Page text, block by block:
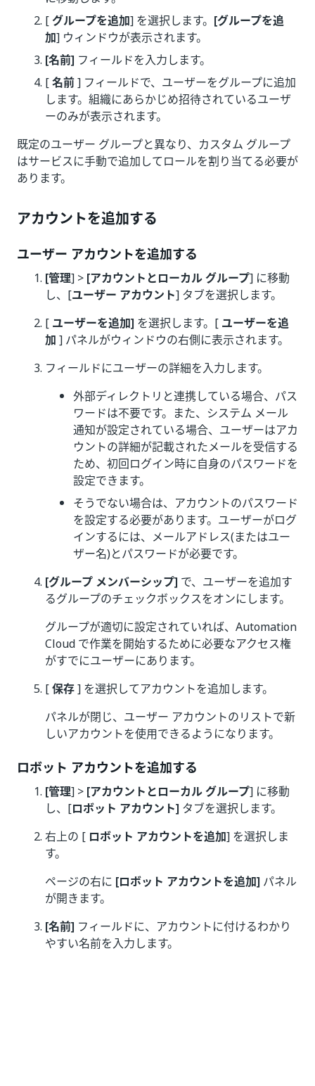
[グループを追加] を選択します。 [グループを追
加] ウィンドウが表示されます。
[名前] フィールドを入力します。
[名前] フィールドで、ユーザーをグループに追加
します。組織にあらかじめ招待されているユーザ
ーのみが表示されます。
既定のユーザー グループと異なり、カスタム グループ
はサービスに手動で追加してロールを割り当てる必要が
あります。
アカウントを追加する
ユーザー アカウントを追加する
[管理] > [アカウントとローカル グループ] に移動
し、[ユーザー アカウント] タブを選択します。
[ ユーザーを追加] を選択します。[ ユーザーを追
加 ] パネルがウィンドウの右側に表示されます。
フィールドにユーザーの詳細を入力します。
外部ディレクトリと連携している場合、パス
ワードは不要です。また、システム メール
通知が設定されている場合、ユーザーはアカ
ウントの詳細が記載されたメールを受信する
ため、初回ログイン時に自身のパスワードを
設定できます。
そうでない場合は、アカウントのパスワード
を設定する必要があります。ユーザーがログ
インするには、メールアドレス(またはユー
ザー名)とパスワードが必要です。
[グループ メンバーシップ] で、ユーザーを追加す
るグループのチェックボックスをオンにします。
グループが適切に設定されていれば、Automation
Cloud で作業を開始するために必要なアクセス権
がすでにユーザーにあります。
[保存] を選択してアカウントを追加します。
パネルが閉じ、ユーザー アカウントのリストで新
しいアカウントを使用できるようになります。
ロボット アカウントを追加する
[管理] > [アカウントとローカル グループ] に移動
し、[ロボット アカウント] タブを選択します。
右上の [ ロボット アカウントを追加] を選択しま
す。
ページの右に [ロボット アカウントを追加] パネル
が開きます。
[名前] フィールドに、アカウントに付けるわかり
やすい名前を入力します。